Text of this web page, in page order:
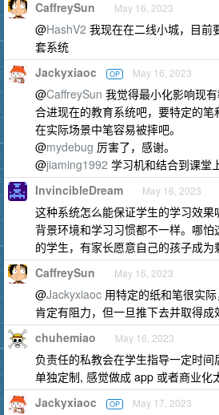
CaffreySun May 16, 2023
@HashV2 我现在在二线小城，目前
套系统
Jackyxiaoc OP May 16, 2023
@CaffreySun 我觉得最小化影响现
合进现在的教育系统吧，要特定的
在实际场景中笔容易被摔吧。
@mydebug 厉害了，感谢。
@jiaming1992 学习机和结合到课堂
InvincibleDream May 16, 2023
这种系统怎么能保证学生的学习效果
背景环境和学习习惯都不一样。哪
的学生，有家长愿意自己的孩子成为
CaffreySun May 16, 2023
@Jackyxiaoc 用特定的纸和笔很实
肯定有阻力，但一旦推下去并取得成
chuhemiao May 16, 2023
负责任的私教会在学生指导一定时
单独定制, 感觉做成 app 或者商业化
Jackyxiaoc OP May 17, 2023